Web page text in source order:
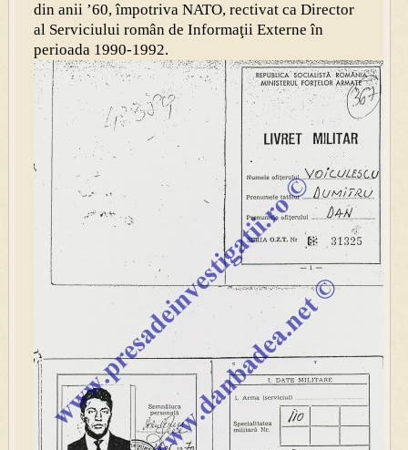
din anii ’60,împotriva NATO, rectivat ca Director
al Serviciului român de Informaţii Externe în
perioada 1990-1992.